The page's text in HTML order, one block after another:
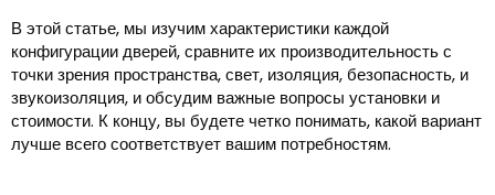
В этой статье, мы изучим характеристики каждой
конфигурации дверей, сравните их производительность с
точки зрения пространства, свет, изоляция, безопасность, и
звукоизоляция, и обсудим важные вопросы установки и
стоимости. К концу, вы будете четко понимать, какой вариант
лучше всего соответствует вашим потребностям.